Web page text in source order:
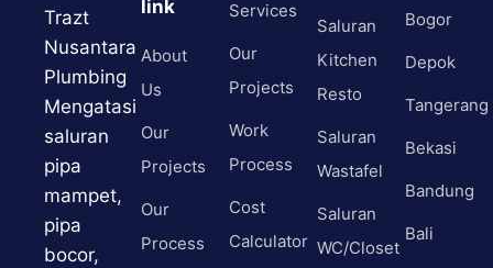
Trazt
Nusantara
Plumbing
Mengatasi
saluran
pipa
mampet,
pipa
bocor,
link
About
Us
Our
Projects
Our
Process
Services
Our
Projects
Work
Process
Cost
Calculator
Saluran
Kitchen
Resto
Saluran
Wastafel
Saluran
WC/Closet
Bogor
Depok
Tangerang
Bekasi
Bandung
Bali